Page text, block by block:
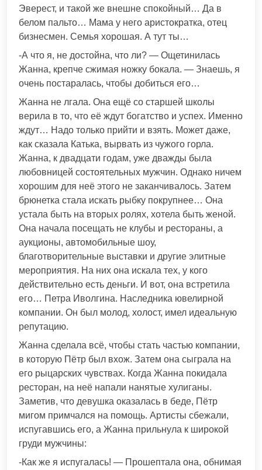
Эверест, и такой же внешне спокойный… Да в
белом пальто… Мама у него аристократка, отец
бизнесмен. Семья хорошая. А тут ты…
-А что я, не достойна, что ли? — Ощетинилась
Жанна, крепче сжимая ножку бокала. — Знаешь, я
очень постаралась, чтобы добиться его…
Жанна не лгала. Она ещё со старшей школы
верила в то, что её ждут богатство и успех. Именно
ждут… Надо только прийти и взять. Может даже,
как сказала Катька, вырвать из чужого горла.
Жанна, к двадцати годам, уже дважды была
любовницей состоятельных мужчин. Однако ничем
хорошим для неё этого не заканчивалось. Затем
брюнетка стала искать рыбку покрупнее… Она
устала быть на вторых ролях, хотела быть женой.
Она начала посещать не клубы и рестораны, а
аукционы, автомобильные шоу,
благотворительные выставки и другие элитные
мероприятия. На них она искала тех, у кого
действительно есть деньги. И вот, она встретила
его… Петра Иволгина. Наследника ювелирной
компании. Он был молод, холост, имел идеальную
репутацию.
Жанна сделала всё, чтобы стать частью компании,
в которую Пётр был вхож. Затем она сыграла на
его рыцарских чувствах. Когда Жанна покидала
ресторан, на неё напали нанятые хулиганы.
Заметив, что девушка оказалась в беде, Пётр
мигом примчался на помощь. Артисты сбежали,
испугавшись его, а Жанна прильнула к широкой
груди мужчины:
-Как же я испугалась! — Прошептала она, обнимая